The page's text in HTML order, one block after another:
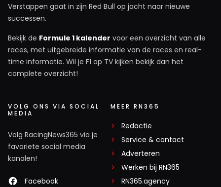
Verstappen gaat in zijn Red Bull op jacht naar nieuwe
successen.
Bekijk de Formule 1 kalender voor een overzicht van alle
races, met uitgebreide informatie van de races en real-
time informatie. Wil je F1 op TV kijken bekijk dan het
complete overzicht!
VOLG ONS VIA SOCIAL
MEDIA
Volg RacingNews365 via je
favoriete social media
kanalen!
Facebook
MEER RN365
Redactie
Service & contact
Adverteren
Werken bij RN365
RN365.agency